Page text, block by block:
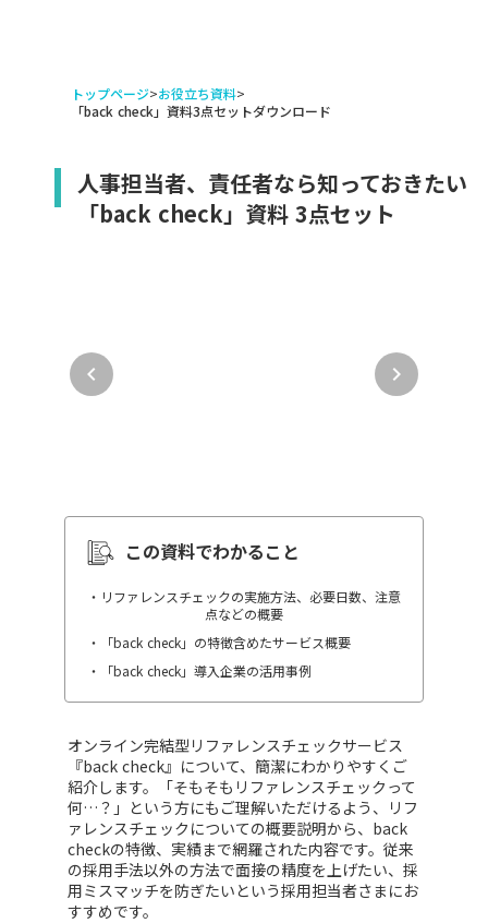
トップページ>お役立ち資料>
「back check」資料3点セットダウンロード
人事担当者、責任者なら知っておきたい
「back check」資料 3点セット
keyboard_arrow_left keyboard_arrow_right
この資料でわかること
・リファレンスチェックの実施方法、必要日数、注意
点などの概要
・「back check」の特徴含めたサービス概要
・「back check」導入企業の活用事例
オンライン完結型リファレンスチェックサービス
『back check』について、簡潔にわかりやすくご
紹介します。「そもそもリファレンスチェックって
何…？」という方にもご理解いただけるよう、リフ
ァレンスチェックについての概要説明から、back
checkの特徴、実績まで網羅された内容です。従来
の採用手法以外の方法で面接の精度を上げたい、採
用ミスマッチを防ぎたいという採用担当者さまにお
すすめです。